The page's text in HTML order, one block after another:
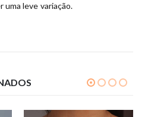
leve variação.